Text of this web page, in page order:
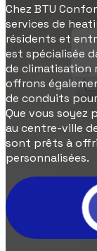
Chez BTU
services de
résidents et
est spécialisée
de climatisation
offrons
de conduits
Que vous soyez
au centre-ville
sont prêts à
personnalisées.